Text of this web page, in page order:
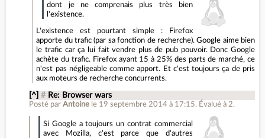
dont je ne comprenais plus très bien
l'existence.
L'existence est pourtant simple : Firefox
apporte du trafic (par sa fonction de recherche). Google aime bien
le trafic car ça lui fait vendre plus de pub pouvoir. Donc Google
achète du trafic. Firefox ayant 15 à 25% des parts de marché, ce
n'est pas négligeable comme apport. Et c'est toujours ça de pris
aux moteurs de recherche concurrents.
[^] # Re: Browser wars
Posté par Antoine le 19 septembre 2014 à 17:15. Évalué à 2.
Si Google a toujours un contrat commercial
avec Mozilla, c'est parce que d'autres